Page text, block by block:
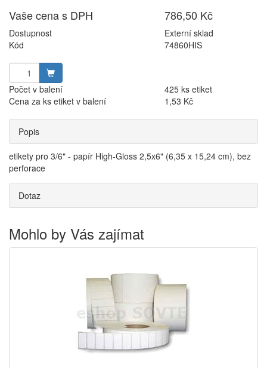
Vaše cena s DPH
786,50 Kč
Dostupnost
Externí sklad
Kód
74860HIS
Počet v balení
425 ks etiket
Cena za ks etiket v balení
1,53 Kč
Popis
etikety pro 3/6" - papír High-Gloss 2,5x6" (6,35 x 15,24 cm), bez
perforace
Dotaz
Mohlo by Vás zajímat